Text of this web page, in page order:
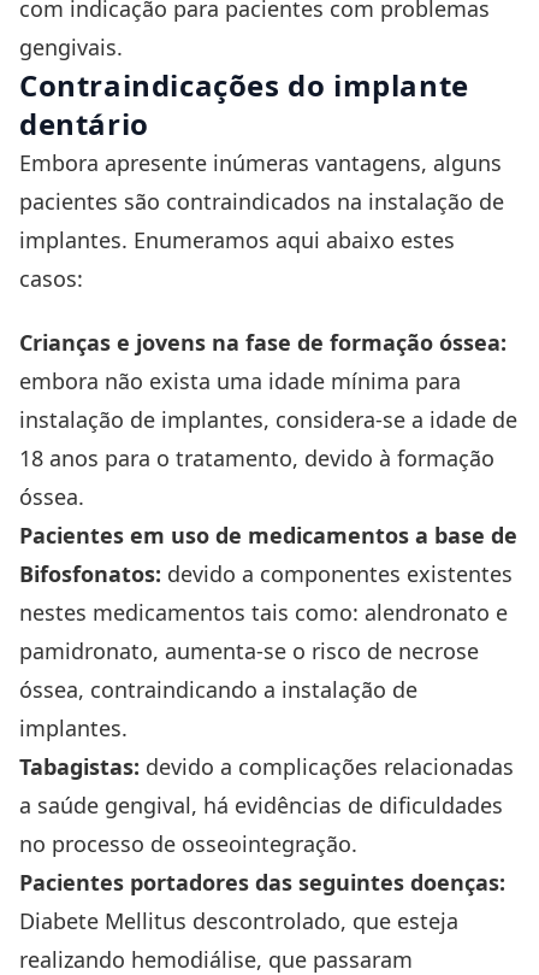
com indicação para pacientes com problemas
gengivais.
Contraindicações do implante
dentário
Embora apresente inúmeras vantagens, alguns
pacientes são contraindicados na instalação de
implantes. Enumeramos aqui abaixo estes
casos:
Crianças e jovens na fase de formação óssea:
embora não exista uma idade mínima para
instalação de implantes, considera-se a idade de
18 anos para o tratamento, devido à formação
óssea.
Pacientes em uso de medicamentos a base de
Bifosfonatos: devido a componentes existentes
nestes medicamentos tais como: alendronato e
pamidronato, aumenta-se o risco de necrose
óssea, contraindicando a instalação de
implantes.
Tabagistas: devido a complicações relacionadas
a saúde gengival, há evidências de dificuldades
no processo de osseointegração.
Pacientes portadores das seguintes doenças:
Diabete Mellitus descontrolado, que esteja
realizando hemodiálise, que passaram